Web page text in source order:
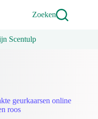
Zoeken
Scentulp